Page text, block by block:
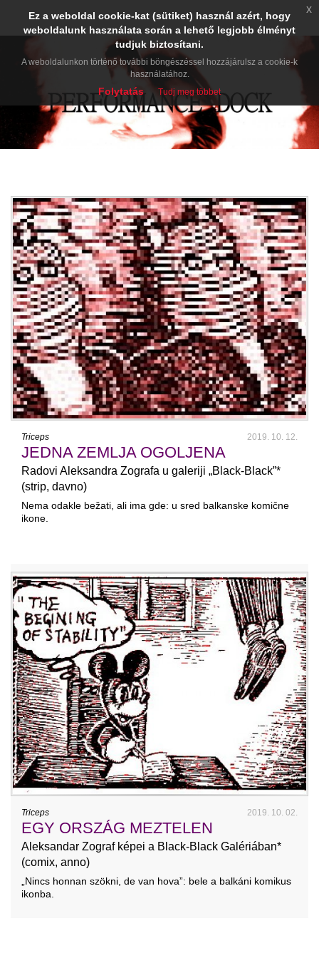
Triceps 2019. 10. 12.
JEDNA ZEMLJA OGOLJENA
Radovi Aleksandra Zografa u galeriji „Black-Black”*
(strip, davno)
Nema odakle bežati, ali ima gde: u sred balkanske komične
ikone.
Triceps 2019. 10. 02.
EGY ORSZÁG MEZTELEN
Aleksandar Zograf képei a Black-Black Galériában*
(comix, anno)
„Nincs honnan szökni, de van hova”: bele a balkáni komikus
ikonba.
Ez a weboldal cookie-kat (sütiket) használ azért, hogy
weboldalunk használata során a lehető legjobb élményt
tudjuk biztosítani.
A weboldalunkon történő további böngészéssel hozzájárulsz a cookie-k
használatához.
Folytatás Tudj meg többet
x